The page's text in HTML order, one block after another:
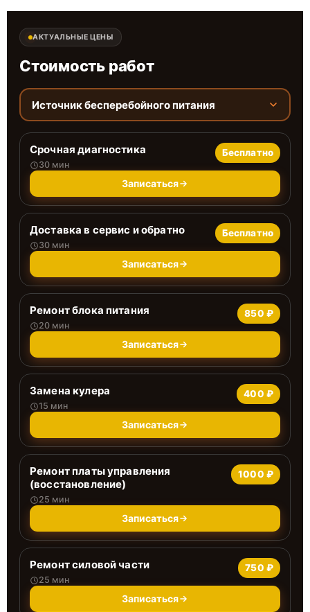
АКТУАЛЬНЫЕ ЦЕНЫ
Стоимость работ
Источник бесперебойного питания
Срочная диагностика
30 мин
Бесплатно
Записаться
Доставка в сервис и обратно
30 мин
Бесплатно
Записаться
Ремонт блока питания
20 мин
850 ₽
Записаться
Замена кулера
15 мин
400 ₽
Записаться
Ремонт платы управления
(восстановление)
25 мин
1000 ₽
Записаться
Ремонт силовой части
25 мин
750 ₽
Записаться